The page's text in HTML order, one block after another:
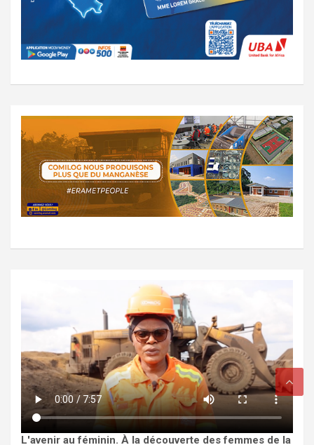
L'avenir au féminin. À la découverte des femmes de la